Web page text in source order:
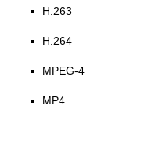
H.263
H.264
MPEG-4
MP4